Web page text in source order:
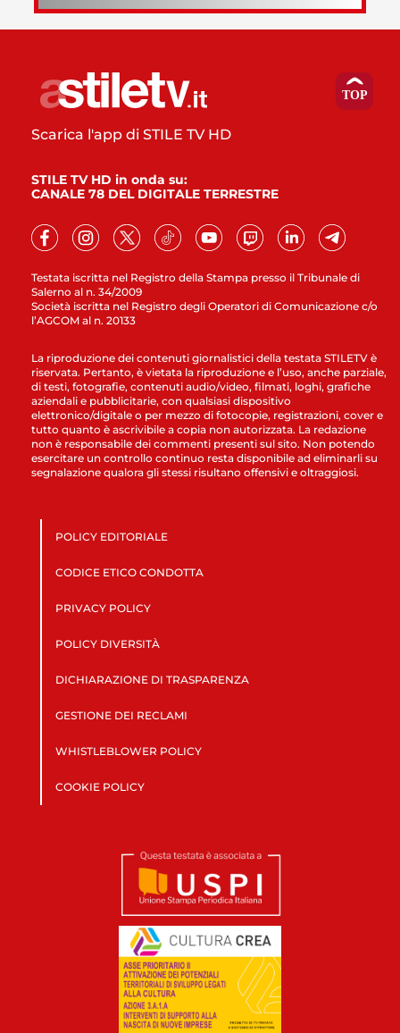
Testata iscritta nel Registro della Stampa presso il Tribunale di
Salerno al n. 34/2009
Società iscritta nel Registro degli Operatori di Comunicazione c/o
l’AGCOM al n. 20133
Scarica l'app di STILE TV HD
STILE TV HD in onda su:
CANALE 78 DEL DIGITALE TERRESTRE
La riproduzione dei contenuti giornalistici della testata STILETV è
riservata. Pertanto, è vietata la riproduzione e l’uso, anche parziale,
di testi, fotografie, contenuti audio/video, filmati, loghi, grafiche
aziendali e pubblicitarie, con qualsiasi dispositivo
elettronico/digitale o per mezzo di fotocopie, registrazioni, cover e
tutto quanto è ascrivibile a copia non autorizzata. La redazione
non è responsabile dei commenti presenti sul sito. Non potendo
esercitare un controllo continuo resta disponibile ad eliminarli su
segnalazione qualora gli stessi risultano offensivi e oltraggiosi.
POLICY EDITORIALE
CODICE ETICO CONDOTTA
PRIVACY POLICY
POLICY DIVERSITÀ
DICHIARAZIONE DI TRASPARENZA
GESTIONE DEI RECLAMI
WHISTLEBLOWER POLICY
COOKIE POLICY